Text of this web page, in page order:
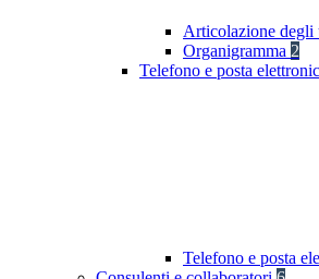
Articolazione degli
Organigramma 2
Telefono e posta
Telefono e posta